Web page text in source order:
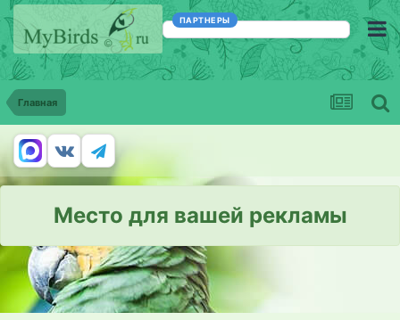
ПАРТНЕРЫ
Главная
Место для вашей рекламы